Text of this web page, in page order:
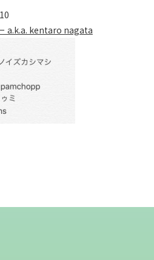
a.k.a. kentaro nagata